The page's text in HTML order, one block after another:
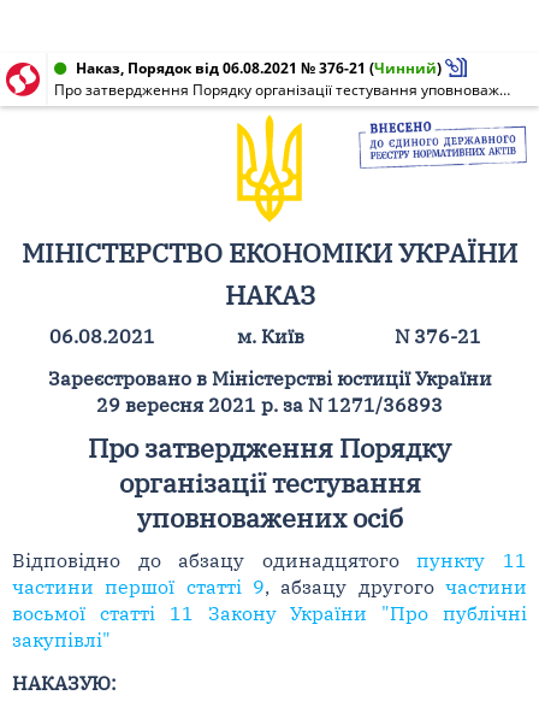
Наказ, Порядок від 06.08.2021 № 376-21 (Чинний)
Про затвердження Порядку організації тестування уповноважених осіб